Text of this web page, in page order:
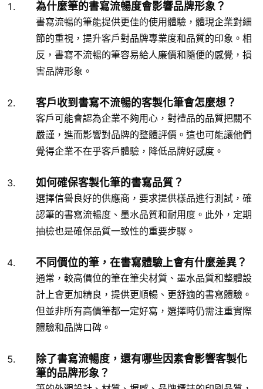
為什麼筆的書寫流暢度會影響品牌形象？
書寫流暢的筆能提供更佳的使用體驗，體現企業對細
節的重視，提升客戶對品牌專業度和品質的印象。相
反，書寫不流暢的筆容易給人廉價和隨便的感覺，損
害品牌形象。
客戶收到書寫不流暢的客製化筆會怎麼想？
客戶可能會認為企業不夠用心，對禮品的品質把關不
嚴謹，進而影響對品牌的整體評價。這也可能讓他們
覺得企業不在乎客戶體驗，降低品牌好感度。
如何確保客製化筆的書寫品質？
選擇信譽良好的供應商，要求提供樣品進行測試，確
認筆的書寫流暢度、墨水品質和耐用度。此外，定期
抽檢也是確保品質一致性的重要步驟。
不同價位的筆，在書寫體驗上會有什麼差異？
通常，較高價位的筆在筆尖材質、墨水品質和整體設
計上會更加精良，提供更順暢、更舒適的書寫體驗。
但並非所有高價筆都一定好寫，選擇時仍需注重實際
體驗和品牌口碑。
除了書寫流暢度，還有哪些因素會影響客製化
筆的品牌形象？